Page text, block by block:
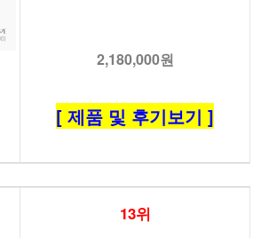
2,180,000원
[ 제품 및 후기보기 ]
13위